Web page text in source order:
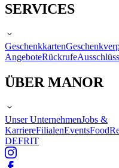
SERVICES
Geschenkkarten
AngeboteRückrufe
ÜBER MANOR
Unser UnternehmenJobs &
KarriereFilialenEventsFood
DEFRIT